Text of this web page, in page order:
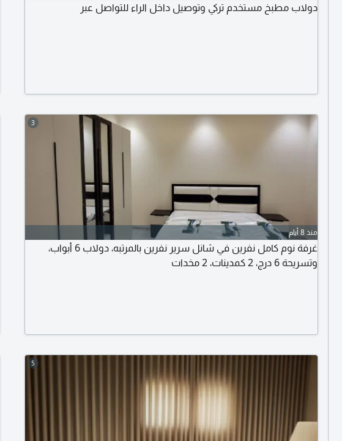
دولاب مطبخ مستخدم تركي وتوصيل داخل الراء للتواصل عبر
3
منذ 8 أيام
غرفة نوم كامل نفرين في شانل سرير نفرين بالمرتبه، دولاب 6 أبواب،
وتسريحة 6 درج، 2 كمدينات، 2 مخدات
5